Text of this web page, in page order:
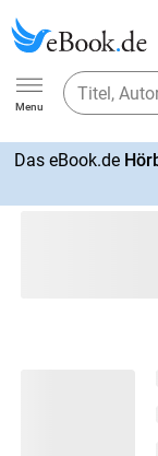
Ebook.de
Menu
Das eBook.de